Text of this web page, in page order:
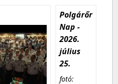
Polgárőr
Nap -
2026.
július
25.
fotó: